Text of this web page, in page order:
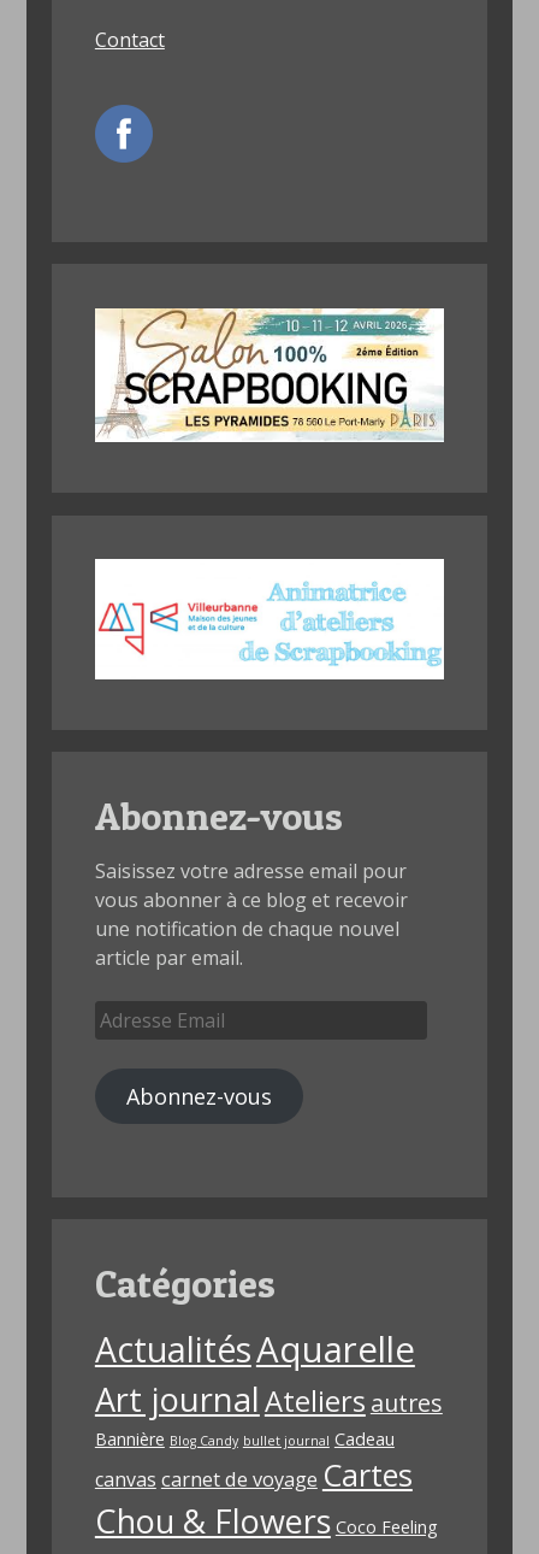
Contact
Abonnez-vous
Saisissez votre adresse email pour
vous abonner à ce blog et recevoir
une notification de chaque nouvel
article par email.
Adresse
Email
Abonnez-vous
Catégories
ActualitésAquarelle
Art journalAteliers autres
Bannière Blog Candy bullet journal Cadeau
canvas carnet de voyage Cartes
Chou & Flowers Coco Feeling